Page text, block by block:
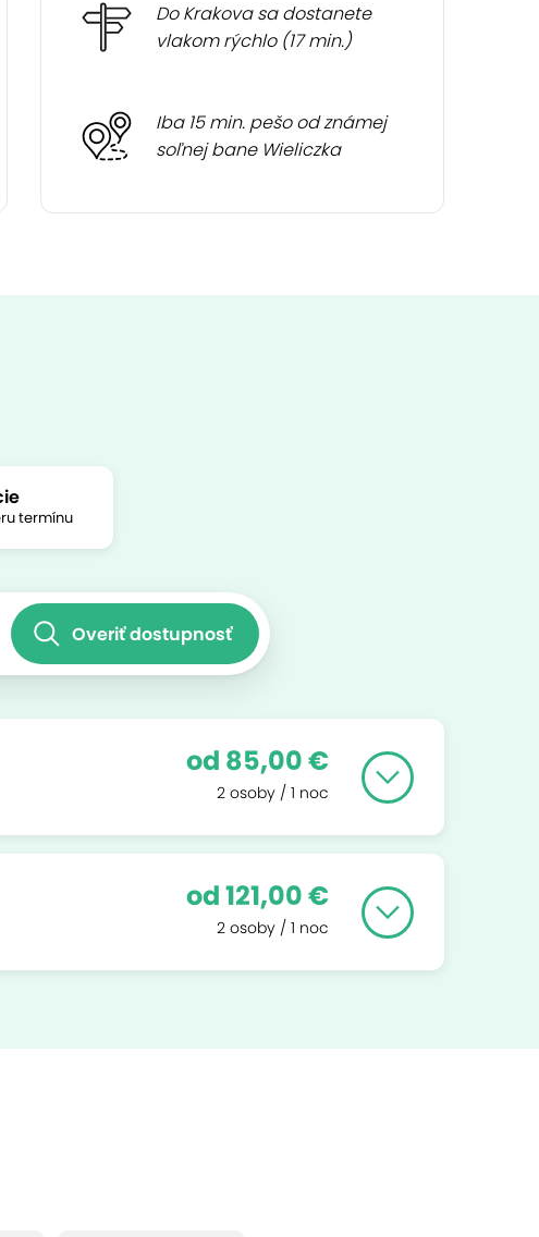
Do Krakova sa dostanete
vlakom rýchlo (17 min.)
Iba 15 min. pešo od známej
soľnej bane Wieliczka
termínu
Overiť dostupnosť
od 85,00 €
2 osoby / 1 noc
od 121,00 €
2 osoby / 1 noc